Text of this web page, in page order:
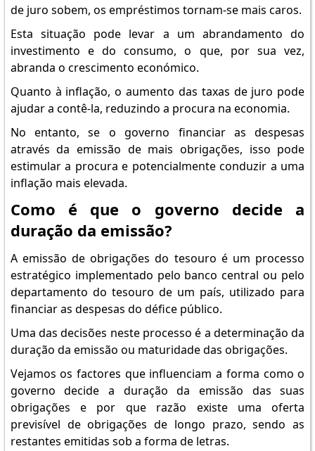
de juro sobem, os empréstimos tornam-se mais caros.
Esta situação pode levar a um abrandamento do
investimento e do consumo, o que, por sua vez,
abranda o crescimento económico.
Quanto à inflação, o aumento das taxas de juro pode
ajudar a contê-la, reduzindo a procura na economia.
No entanto, se o governo financiar as despesas
através da emissão de mais obrigações, isso pode
estimular a procura e potencialmente conduzir a uma
inflação mais elevada.
Como é que o governo decide a
duração da emissão?
A emissão de obrigações do tesouro é um processo
estratégico implementado pelo banco central ou pelo
departamento do tesouro de um país, utilizado para
financiar as despesas do défice público.
Uma das decisões neste processo é a determinação da
duração da emissão ou maturidade das obrigações.
Vejamos os factores que influenciam a forma como o
governo decide a duração da emissão das suas
obrigações e por que razão existe uma oferta
previsível de obrigações de longo prazo, sendo as
restantes emitidas sob a forma de letras.